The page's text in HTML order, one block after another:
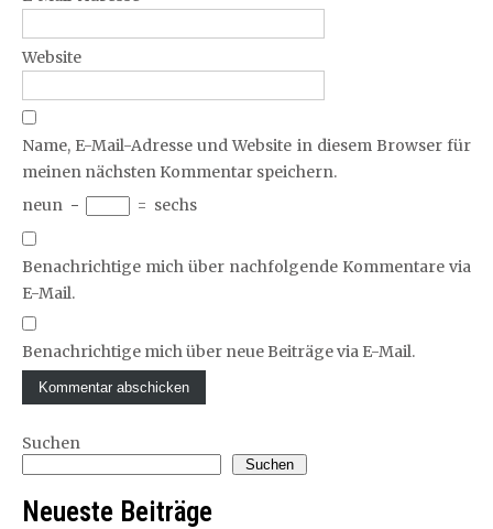
Website
Name, E-Mail-Adresse und Website in diesem Browser für
meinen nächsten Kommentar speichern.
neun − = sechs
Benachrichtige mich über nachfolgende Kommentare via
E-Mail.
Benachrichtige mich über neue Beiträge via E-Mail.
Suchen
Suchen
Neueste Beiträge